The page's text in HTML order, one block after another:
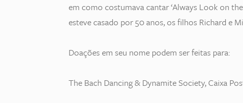
em como costumava cantar ‘Always Look on
esteve casado por 50 anos, os filhos Richard e
Doações em seu nome podem ser feitas para:
The Bach Dancing & Dynamite Society, Caixa